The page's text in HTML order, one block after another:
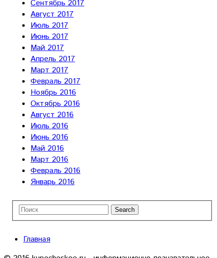
Сентябрь 2017
Август 2017
Июль 2017
Июнь 2017
Май 2017
Апрель 2017
Март 2017
Февраль 2017
Ноябрь 2016
Октябрь 2016
Август 2016
Июль 2016
Июнь 2016
Май 2016
Март 2016
Февраль 2016
Январь 2016
Главная